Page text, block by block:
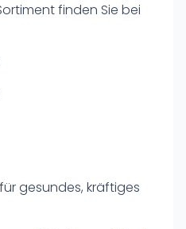
finden Sie bei
gesundes, kräftiges